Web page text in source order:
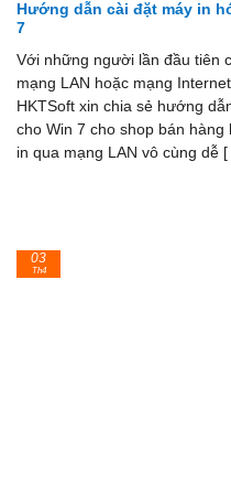
Hướng dẫn cài đặt máy in
7
Với những người lần đầu tiên
mạng LAN hoặc mạng
HKTSoft xin chia sẻ hướng
cho Win 7 cho shop bán
in qua mạng LAN vô cùng dễ [
03
Th4